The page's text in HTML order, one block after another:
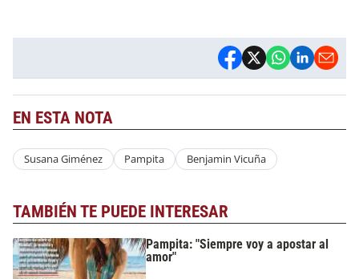
EN ESTA NOTA
Susana Giménez Pampita Benjamin Vicuña
TAMBIÉN TE PUEDE INTERESAR
Pampita: "Siempre voy a apostar al
amor"